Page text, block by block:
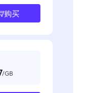
购买
/GB